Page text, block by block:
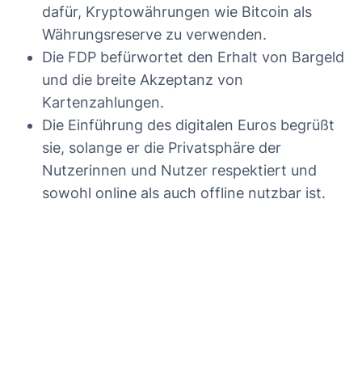
dafür, Kryptowährungen wie Bitcoin als
Währungsreserve zu verwenden.
Die FDP befürwortet den Erhalt von Bargeld
und die breite Akzeptanz von
Kartenzahlungen.
Die Einführung des digitalen Euros begrüßt
sie, solange er die Privatsphäre der
Nutzerinnen und Nutzer respektiert und
sowohl online als auch offline nutzbar ist.